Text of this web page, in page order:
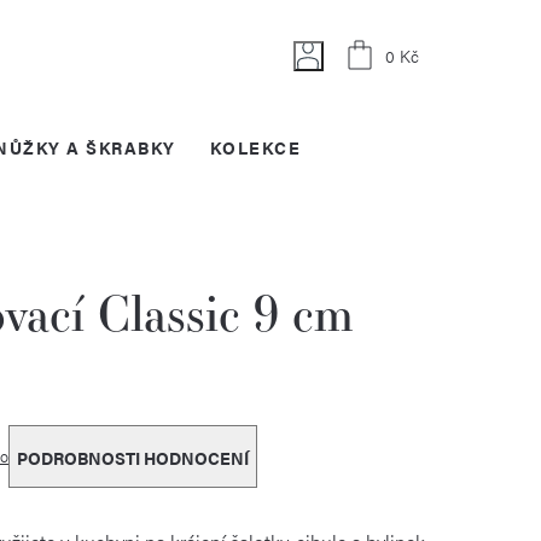
Nákupní
0 Kč
A ŠKRABKY KOLEKCE
Classic 9 cm
PODROBNOSTI HODNOCENÍ